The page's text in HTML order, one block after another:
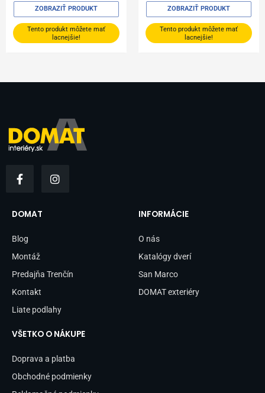
Tento produkt môžete mať
lacnejšie!
ZOBRAZIŤ PRODUKT
Tento produkt môžete mať
lacnejšie!
ZOBRAZIŤ PRODUKT
a
b
o
k
-
n
DOMAT
Blog
Montáž
Predajňa Trenčín
Kontakt
Liate podlahy
INFORMÁCIE
O nás
Katalógy dverí
San Marco
DOMAT exteriéry
VŠETKO O NÁKUPE
Doprava a platba
Obchodné podmienky